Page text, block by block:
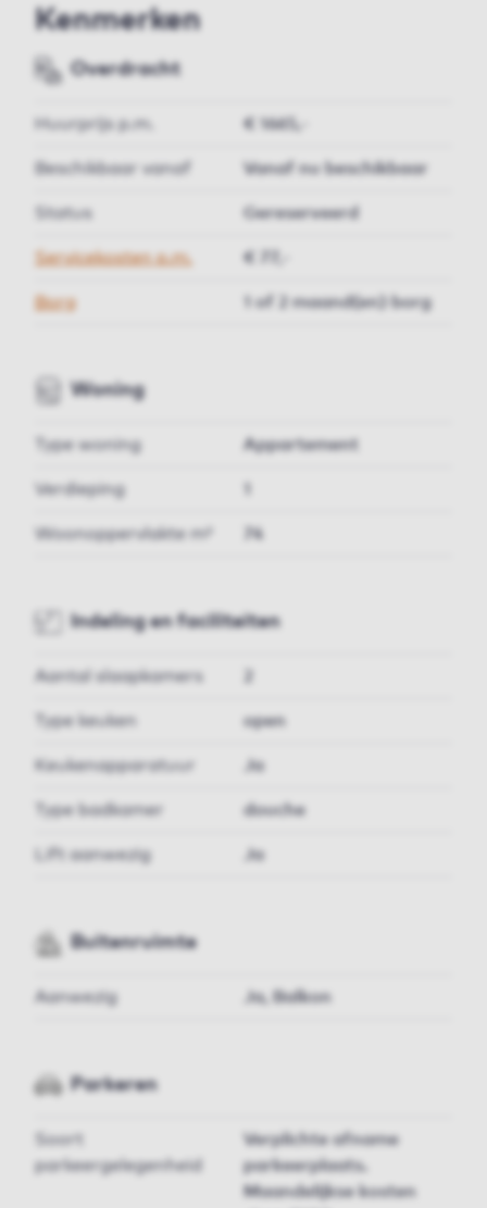
Kenmerken
Overdracht
Huurprijs p.m. € 1665,-
Beschikbaar vanaf Vanaf nu beschikbaar
Status Gereserveerd
Servicekosten p.m. € 77,-
Borg 1 of 2 maand(en) borg
Woning
Type woning Appartement
Verdieping
Woonoppervlakte m² 74
Indeling en faciliteiten
Aantal slaapkamers
Type keuken open
Keukenapparatuur Ja
Type badkamer douche
Lift aanwezig Ja
Buitenruimte
Aanwezig Ja, Balkon
Parkeren
Soort
parkeergelegenheid
Verplichte afname
parkeerplaats.
Maandelijkse kosten